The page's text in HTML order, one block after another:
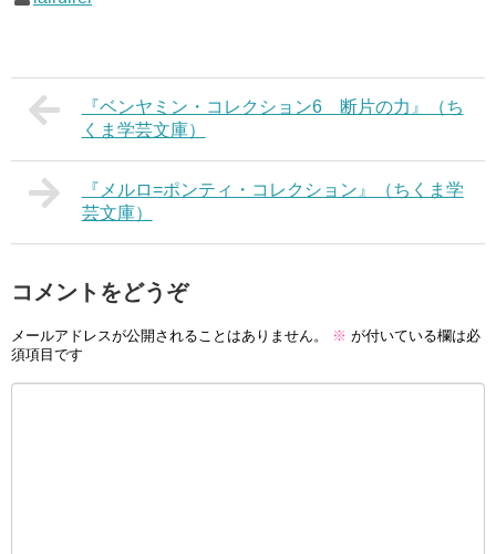
『ベンヤミン・コレクション6 断片の力』（ち
くま学芸文庫）
『メルロ=ポンティ・コレクション』（ちくま学
芸文庫）
コメントをどうぞ
メールアドレスが公開されることはありません。 ※ が付いている欄は必
須項目です